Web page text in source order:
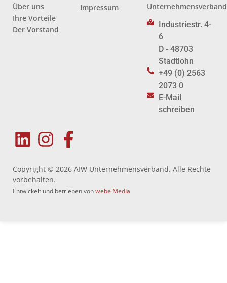
Über uns
Ihre Vorteile
Der Vorstand
Impressum
Unternehmensverband
Industriestr. 4-
6
D - 48703
Stadtlohn
+49 (0) 2563
2073 0
E-Mail
schreiben
Copyright © 2026 AIW Unternehmensverband. Alle Rechte
vorbehalten.
Entwickelt und betrieben vonwebe Media